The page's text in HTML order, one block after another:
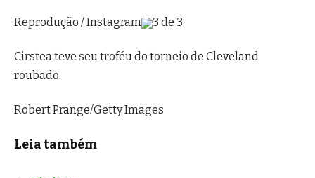
Reprodução / Instagram 3 de 3
Cirstea teve seu troféu do torneio de Cleveland
roubado.
Robert Prange/Getty Images
Leia também